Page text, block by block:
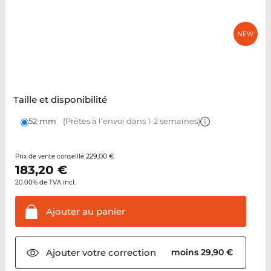
Taille et disponibilité
52 mm (Prêtes à l'envoi dans 1-2 semaines)
Prix de vente conseillé 229,00 €
183,20 €
20.00% de TVA incl.
Ajouter au panier
Ajouter votrecorrection moins 29,90 €